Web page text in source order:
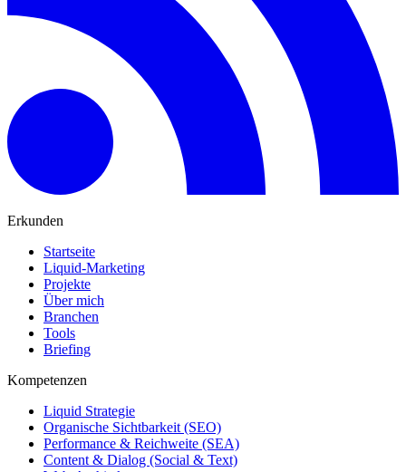
Erkunden
Startseite
Liquid-Marketing
Projekte
Über mich
Branchen
Tools
Briefing
Kompetenzen
Liquid Strategie
Organische Sichtbarkeit (SEO)
Performance & Reichweite (SEA)
Content & Dialog (Social & Text)